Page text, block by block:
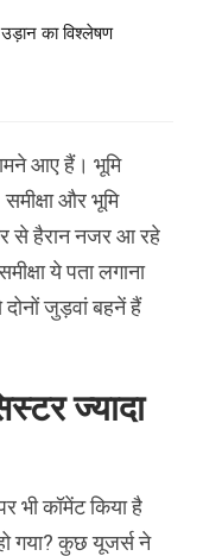
उड़ान का विश्लेषण
आए हैं। भूमि
और भूमि
से हैरान नजर आ रहे
ये पता लगाना
जुड़वां बहनें हैं
ज्यादा
भी कॉमेंट किया है
गया? कुछ यूजर्स ने